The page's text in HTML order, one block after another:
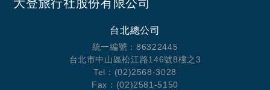
大登旅行社股份有限公司
台北總公司
統一編號：86322445
台北市中山區松江路146號8樓之3
Tel：(02)2568-3028
Fax：(02)2581-5150